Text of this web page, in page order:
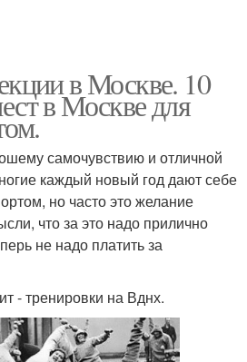
в Москве. 10
в Москве для
самочувствию и отличной
каждый новый год дают себе
но часто это желание
что за это надо прилично
не надо платить за
- тренировки на Вднх.